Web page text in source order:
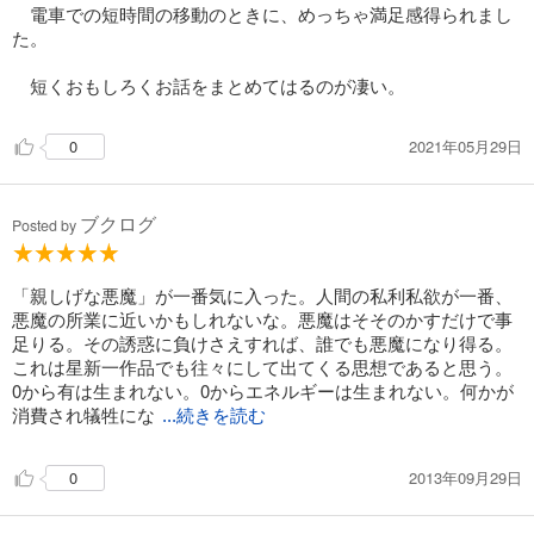
電車での短時間の移動のときに、めっちゃ満足感得られまし
た。
短くおもしろくお話をまとめてはるのが凄い。
0 2021年05月29日
Posted by ブクログ
「親しげな悪魔」が一番気に入った。人間の私利私欲が一番、
悪魔の所業に近いかもしれないな。悪魔はそそのかすだけで事
足りる。その誘惑に負けさえすれば、誰でも悪魔になり得る。
これは星新一作品でも往々にして出てくる思想であると思う。
0から有は生まれない。0からエネルギーは生まれない。何かが
消費され犠牲にな ...続きを読む
0 2013年09月29日